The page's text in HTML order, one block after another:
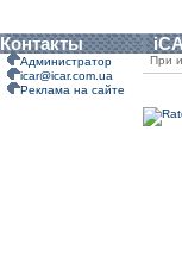
Контакты
Администратор
icar@icar.com.ua
Реклама на сайте
При